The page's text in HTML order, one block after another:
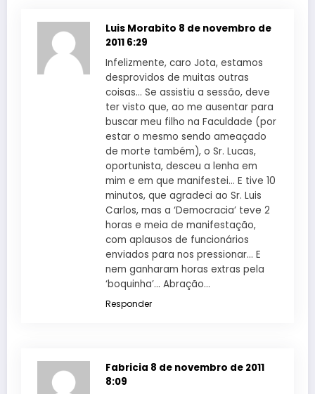
Luis Morabito 8 de novembro de
2011 6:29
Infelizmente, caro Jota, estamos
desprovidos de muitas outras
coisas… Se assistiu a sessão, deve
ter visto que, ao me ausentar para
buscar meu filho na Faculdade (por
estar o mesmo sendo ameaçado
de morte também), o Sr. Lucas,
oportunista, desceu a lenha em
mim e em que manifestei… E tive 10
minutos, que agradeci ao Sr. Luis
Carlos, mas a ‘Democracia’ teve 2
horas e meia de manifestação,
com aplausos de funcionários
enviados para nos pressionar… E
nem ganharam horas extras pela
‘boquinha’… Abração…
Responder
Fabricia 8 de novembro de 2011
8:09